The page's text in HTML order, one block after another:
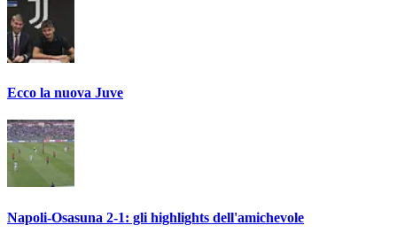
Ecco la nuova Juve
Napoli-Osasuna 2-1: gli highlights dell'amichevole